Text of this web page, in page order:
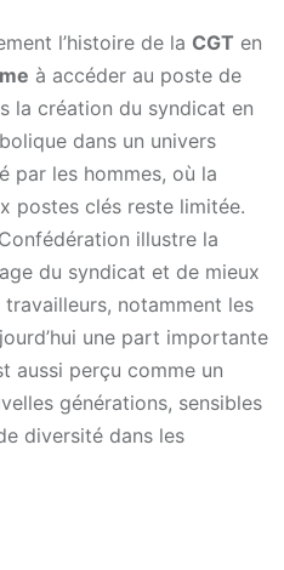
l’histoire de la CGT en
à accéder au poste de
la création du syndicat en
dans un univers
par les hommes, où la
postes clés reste limitée.
illustre la
du syndicat et de mieux
travailleurs, notamment les
une part importante
aussi perçu comme un
générations, sensibles
diversité dans les